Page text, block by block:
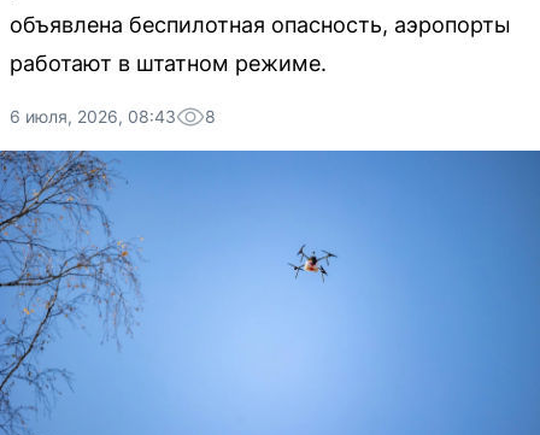
объявлена беспилотная опасность, аэропорты
работают в штатном режиме.
6 июля, 2026, 08:43 8